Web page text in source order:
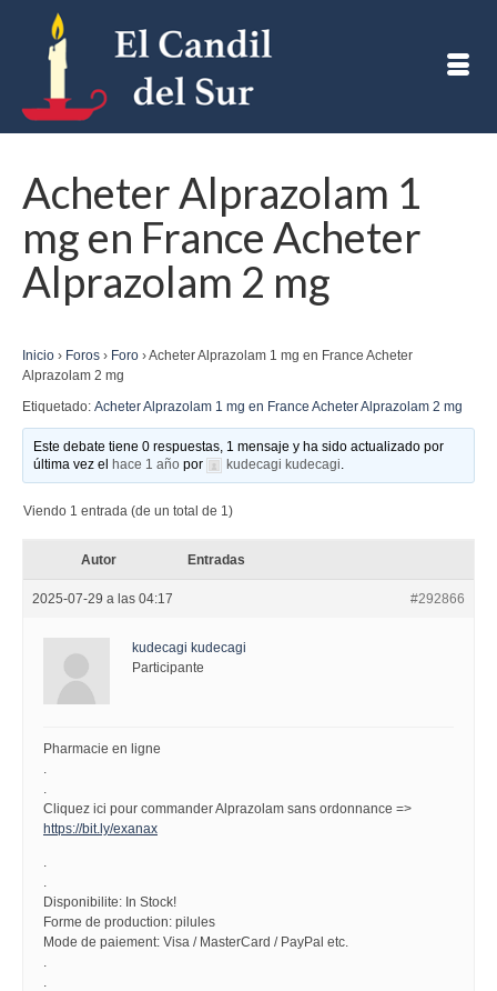
Acheter Alprazolam 1
mg en France Acheter
Alprazolam 2 mg
Inicio › Foros › Foro ›Acheter Alprazolam 1 mg en France Acheter
Alprazolam 2 mg
Etiquetado: Acheter Alprazolam 1 mg en France Acheter Alprazolam 2 mg
Este debate tiene 0 respuestas, 1 mensaje y ha sido actualizado por
última vez el
hace 1 año por kudecagi kudecagi.
Viendo 1 entrada (de un total de 1)
Autor Entradas
2025-07-29 a las 04:17 #292866
kudecagi kudecagi
Participante
Pharmacie en ligne
.
.
Cliquez ici pour commander Alprazolam sans ordonnance =>
https://bit.ly/exanax
.
.
Disponibilite: In Stock!
Forme de production: pilules
Mode de paiement: Visa / MasterCard / PayPal etc.
.
.